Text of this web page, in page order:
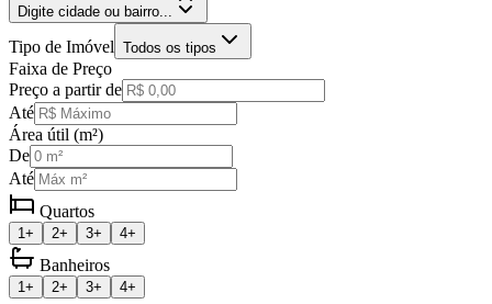
Digite cidade ou bairro...
Tipo de Imóvel Todos os tipos
Faixa de Preço
Preço a partir de
Até
Área útil (m²)
De
Até
Quartos
1+ 2+ 3+ 4+
Banheiros
1+ 2+ 3+ 4+